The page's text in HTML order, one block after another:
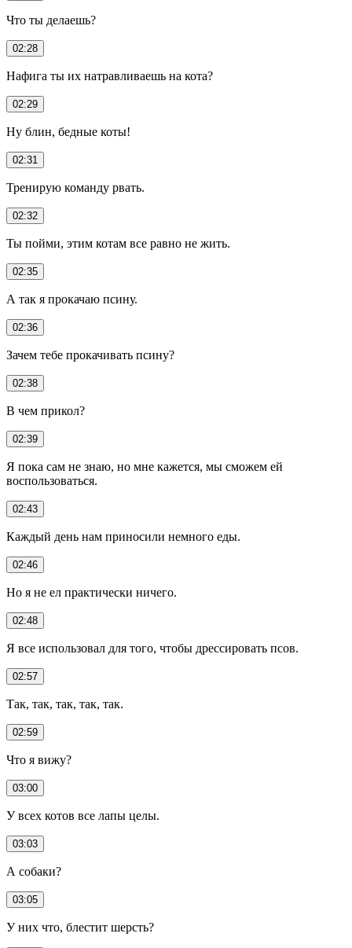
Что ты делаешь?
02:28
Нафига ты их натравливаешь на кота?
02:29
Ну блин, бедные коты!
02:31
Тренирую команду рвать.
02:32
Ты пойми, этим котам все равно не жить.
02:35
А так я прокачаю псину.
02:36
Зачем тебе прокачивать псину?
02:38
В чем прикол?
02:39
Я пока сам не знаю, но мне кажется, мы сможем ей
воспользоваться.
02:43
Каждый день нам приносили немного еды.
02:46
Но я не ел практически ничего.
02:48
Я все использовал для того, чтобы дрессировать псов.
02:57
Так, так, так, так, так.
02:59
Что я вижу?
03:00
У всех котов все лапы целы.
03:03
А собаки?
03:05
У них что, блестит шерсть?